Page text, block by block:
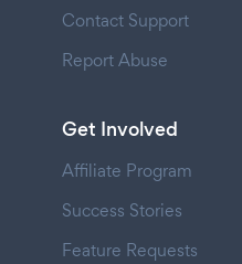
Contact Support
Report Abuse
Get Involved
Affiliate Program
Success Stories
Feature Requests